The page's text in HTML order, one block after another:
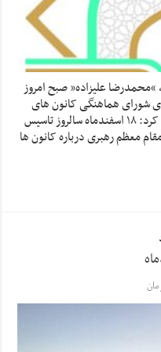
“محمدرضا علیزاده” صبح امروز
شورای هماهنگی کانون های
فرهنگی هنری مساجد استان کرمان اظهار کرد: ۱۸ اسفندماه سالروز تاسیس
معظم رهبری درباره کانون ها